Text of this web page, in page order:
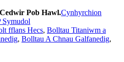
Pob Hawl.Cynhyrchion
Symudol
fflans Hecs, Bolltau Titaniwm a
, Bolltau A Chnau Galfanedig,